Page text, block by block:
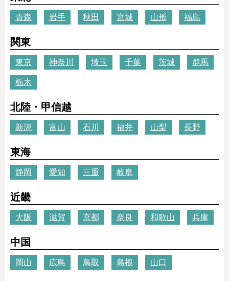
青森 岩手 秋田 宮城 山形 福島
関東
東京 神奈川 埼玉 千葉 茨城 群馬
栃木
北陸・甲信越
新潟 富山 石川 福井 山梨 長野
東海
静岡 愛知 三重 岐阜
近畿
大阪 滋賀 京都 奈良 和歌山 兵庫
中国
岡山 広島 鳥取 島根 山口